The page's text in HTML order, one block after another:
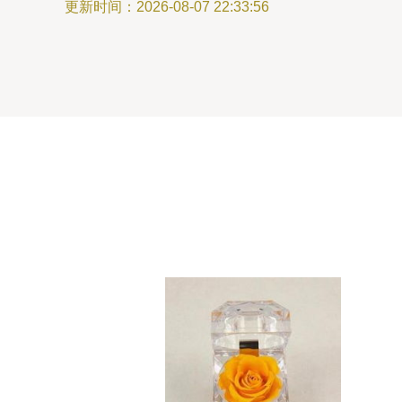
更新时间：2026-08-07 22:33:56